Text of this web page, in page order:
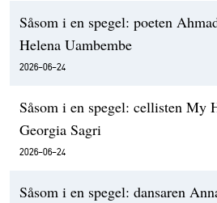
Såsom i en spegel: poeten
Helena Uambembe
2026-06-24
Såsom i en spegel: cellisten My
Georgia Sagri
2026-06-24
Såsom i en spegel: dansaren